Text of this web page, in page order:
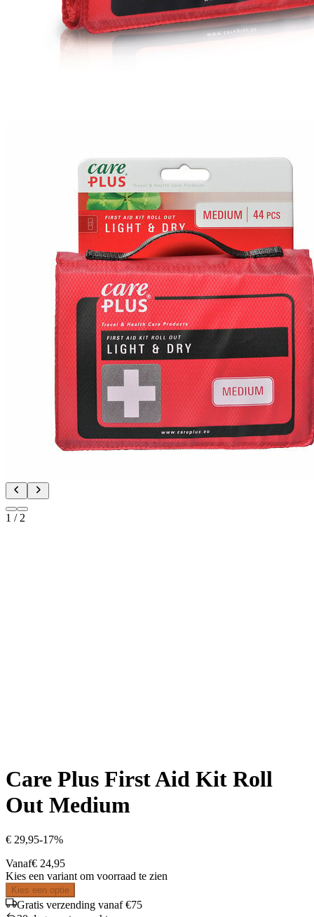
1 / 2
Care Plus First Aid Kit Roll
Out Medium
€ 29,95-17%
Vanaf€ 24,95
Kies een variant om voorraad te zien
Kies een optie
Gratis verzending vanaf €75